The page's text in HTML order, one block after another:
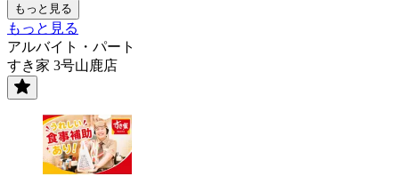
もっと見る
もっと見る
アルバイト・パート
すき家 3号山鹿店